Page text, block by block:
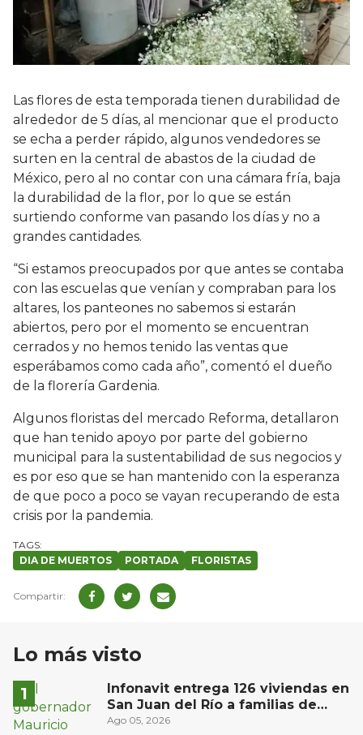
Las flores de esta temporada tienen durabilidad de
alrededor de 5 días, al mencionar que el producto
se echa a perder rápido, algunos vendedores se
surten en la central de abastos de la ciudad de
México, pero al no contar con una cámara fría, baja
la durabilidad de la flor, por lo que se están
surtiendo conforme van pasando los días y no a
grandes cantidades.
“Si estamos preocupados por que antes se contaba
con las escuelas que venían y compraban para los
altares, los panteones no sabemos si estarán
abiertos, pero por el momento se encuentran
cerrados y no hemos tenido las ventas que
esperábamos como cada año”, comentó el dueño
de la florería Gardenia.
Algunos floristas del mercado Reforma, detallaron
que han tenido apoyo por parte del gobierno
municipal para la sustentabilidad de sus negocios y
es por eso que se han mantenido con la esperanza
de que poco a poco se vayan recuperando de esta
crisis por la pandemia.
DIA DE MUERTOS PORTADA FLORISTAS
Lo más visto
Infonavit entrega 126 viviendas en
San Juan del Río a familias de
bajos ingresos
Ago 05, 2026